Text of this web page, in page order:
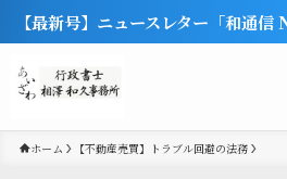
【最新号】ニュースレター「和通信
ホーム 【不動産売買】トラブル回避の法務